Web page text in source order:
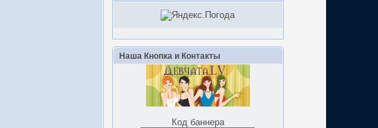
Наша Кнопка и Контакты
Код баннера